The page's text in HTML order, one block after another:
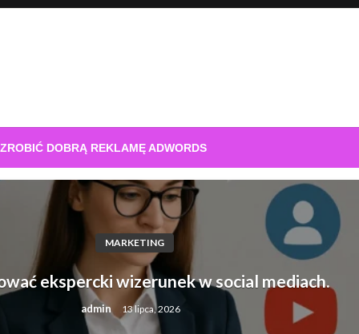
DOBRĄ REKLAMĘ ADWORDS
MARKETING
ekspercki wizerunek w social mediach.
admin 13 lipca, 2026